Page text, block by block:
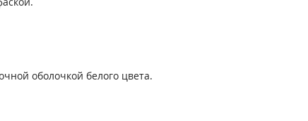
оболочкой белого цвета.